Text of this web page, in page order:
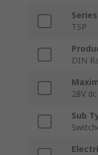
Series
TSP
DIN
28V dc
Sub